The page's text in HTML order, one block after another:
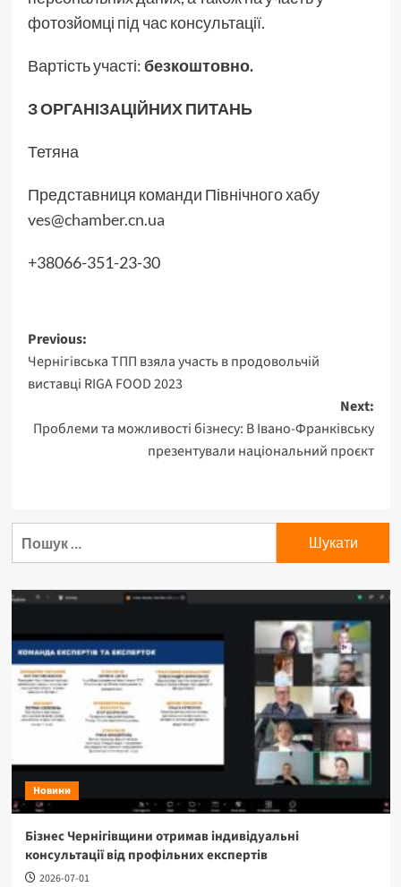
фотозйомці під час консультації.
Вартість участі:безкоштовно.
З ОРГАНІЗАЦІЙНИХ ПИТАНЬ
Тетяна
Представниця команди Північного хабу
ves@chamber.cn.ua
+38066-351-23-30
Post
navigation
Previous:
Чернігівська ТПП взяла участь в продовольчій
виставці RIGA FOOD 2023
Next:
Проблеми та можливості бізнесу: В Івано-Франківську
презентували національний проєкт
Новини
Бізнес Чернігівщини отримав індивідуальні
консультації від профільних експертів
2026-07-01